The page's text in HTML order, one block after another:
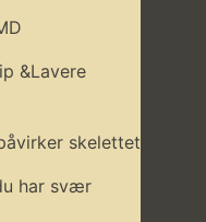
&Lavere
skelettet
har svær